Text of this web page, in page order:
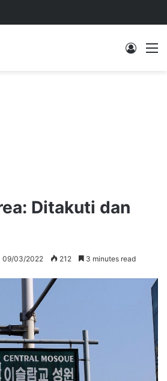
Log In
Ditakuti dan
09/03/2022 212 3 minutes read